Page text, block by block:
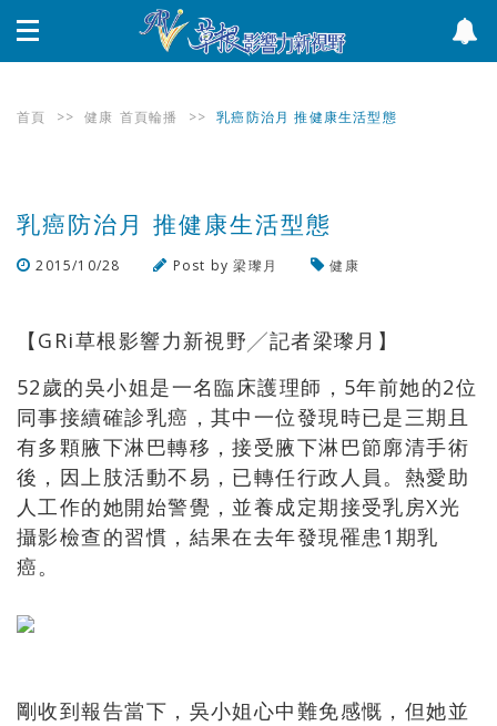
首頁 >> 健康 首頁輪播 >> 乳癌防治月 推健康生活型態
乳癌防治月 推健康生活型態
2015/10/28 Post by梁瓈月
健康
【GRi草根影響力新視野╱記者梁瓈月】
52歲的吳小姐是一名臨床護理師，5年前她的2位
同事接續確診乳癌，其中一位發現時已是三期且
有多顆腋下淋巴轉移，接受腋下淋巴節廓清手術
後，因上肢活動不易，已轉任行政人員。熱愛助
人工作的她開始警覺，並養成定期接受乳房X光
攝影檢查的習慣，結果在去年發現罹患1期乳
癌。
剛收到報告當下，吳小姐心中難免感慨，但她並